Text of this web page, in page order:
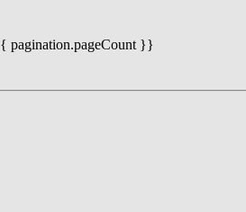
pagination.pageCount }}